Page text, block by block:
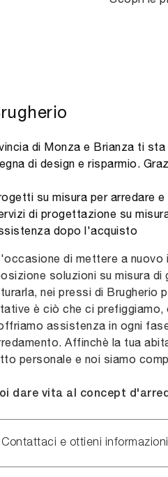
di Monza e Brianza ti
di design e risparmio.
su misura per arredare
di progettazione su
dopo l'acquisto
di mettere a
soluzioni su misura
nei pressi di Brugherio
è ciò che ci
assistenza in ogni
Affinchè la tua
personale e noi siamo
dare vita al concept
Contattaci e ottieni